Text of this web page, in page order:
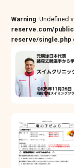
Warning: Undefined
reserve.com/
reserve/single.php